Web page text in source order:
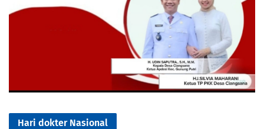
Hari dokter Nasional